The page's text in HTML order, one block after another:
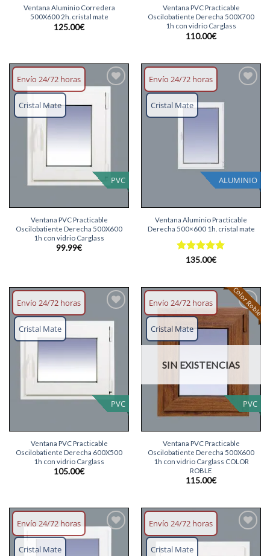
Ventana Aluminio Corredera
500X600 2h. cristal mate
125.00€
Ventana PVC Practicable
Oscilobatiente Derecha 500X700
1h con vidrio Carglass
110.00€
Envío 24/72 horas
PVC
Cristal Mate
Añadir
deseos
Ventana PVC Practicable
Oscilobatiente Derecha 500X600
1h con vidrio Carglass
99.99€
Envío 24/72 horas
ALUMINIO
Cristal Mate
Ventana Aluminio Practicable
Derecha 500×600 1h. cristal mate
Valorado
135.00€
Envío 24/72 horas
PVC
Cristal Mate
lista
Ventana PVC Practicable
Oscilobatiente Derecha 600X500
1h con vidrio Carglass
105.00€
Envío 24/72 horas
PVC
Cristal Mate
Color Roble
Añadir
deseos
SIN EXISTENCIAS
Ventana PVC Practicable
Oscilobatiente Derecha 500X600
1h con vidrio Carglass COLOR
ROBLE
115.00€
Envío 24/72 horas
Cristal Mate
Envío 24/72 horas
Cristal Mate